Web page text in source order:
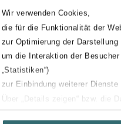
Wir verwenden Cookies,
die für die Funktionalität der
zur Optimierung der Darstellung
um die Interaktion der
„Statistiken“)
zur Einbindung weiterer
Über „Details zeigen“ bzw. die
in verpakking